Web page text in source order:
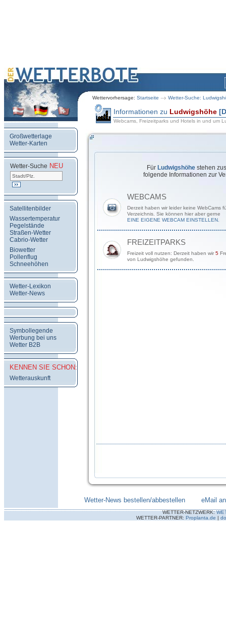
Wettervorhersage: Startseite Wetter-Suche:
Großwetterlage
Wetter-Karten
Wetter-Suche NEU
Satellitenbilder
Wassertemperatur
Pegelstände
Straßen-Wetter
Cabrio-Wetter
Biowetter
Pollenflug
Schneehöhen
Wetter-Lexikon
Wetter-News
Symbollegende
Werbung bei uns
Wetter B2B
KENNEN SIE SCHON:
Wetterauskunft
Informationen zu Ludwigshöhe
Webcams, Freizeitparks und Hotels in und um
Für Ludwigshöhe stehen
folgende Informationen zur
WEBCAMS
Derzeit haben wir leider keine WebCams
Verzeichnis. Sie können hier aber gerne
EINE EIGENE WEBCAM EINSTELLEN.
FREIZEITPARKS
Freizeit voll nutzen: Derzeit haben wir 5
von Ludwigshöhe gefunden.
Wetter-News bestellen/abbestellen eMail
WETTER-NETZWERK:
WETTER-PARTNER: Proplanta.de |